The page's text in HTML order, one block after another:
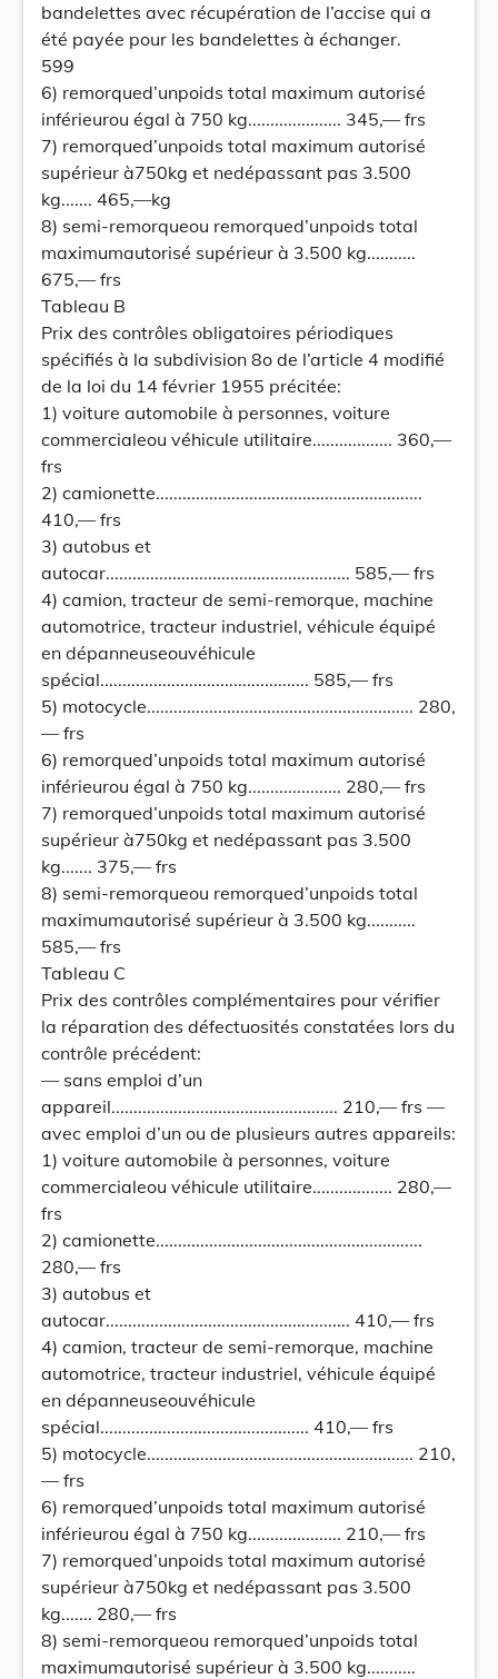
bandelettes avec récupération de l’accise qui a
été payée pour les bandelettes à échanger.
599
6) remorqued’unpoids total maximum autorisé
inférieurou égal à 750 kg..................... 345,— frs
7) remorqued’unpoids total maximum autorisé
supérieur à750kg et nedépassant pas 3.500
kg....... 465,—kg
8) semi-remorqueou remorqued’unpoids total
maximumautorisé supérieur à 3.500 kg...........
675,— frs
Tableau B
Prix des contrôles obligatoires périodiques
spécifiés à la subdivision 8o de l’article 4 modifié
de la loi du 14 février 1955 précitée:
1) voiture automobile à personnes, voiture
commercialeou véhicule utilitaire.................. 360,—
frs
2) camionette............................................................
410,— frs
3) autobus et
autocar....................................................... 585,— frs
4) camion, tracteur de semi-remorque, machine
automotrice, tracteur industriel, véhicule équipé
en dépanneuseouvéhicule
spécial............................................... 585,— frs
5) motocycle............................................................ 280,
— frs
6) remorqued’unpoids total maximum autorisé
inférieurou égal à 750 kg..................... 280,— frs
7) remorqued’unpoids total maximum autorisé
supérieur à750kg et nedépassant pas 3.500
kg....... 375,— frs
8) semi-remorqueou remorqued’unpoids total
maximumautorisé supérieur à 3.500 kg...........
585,— frs
Tableau C
Prix des contrôles complémentaires pour vérifier
la réparation des défectuosités constatées lors du
contrôle précédent:
— sans emploi d’un
appareil................................................... 210,— frs —
avec emploi d’un ou de plusieurs autres appareils:
1) voiture automobile à personnes, voiture
commercialeou véhicule utilitaire.................. 280,—
frs
2) camionette............................................................
280,— frs
3) autobus et
autocar....................................................... 410,— frs
4) camion, tracteur de semi-remorque, machine
automotrice, tracteur industriel, véhicule équipé
en dépanneuseouvéhicule
spécial............................................... 410,— frs
5) motocycle............................................................ 210,
— frs
6) remorqued’unpoids total maximum autorisé
inférieurou égal à 750 kg..................... 210,— frs
7) remorqued’unpoids total maximum autorisé
supérieur à750kg et nedépassant pas 3.500
kg....... 280,— frs
8) semi-remorqueou remorqued’unpoids total
maximumautorisé supérieur à 3.500 kg...........